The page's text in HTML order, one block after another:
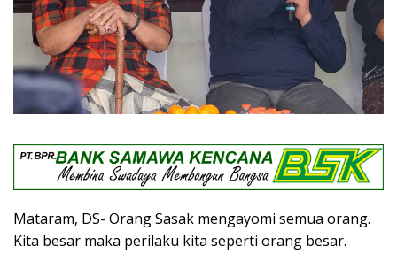
Mataram, DS- Orang Sasak mengayomi semua orang.
Kita besar maka perilaku kita seperti orang besar.